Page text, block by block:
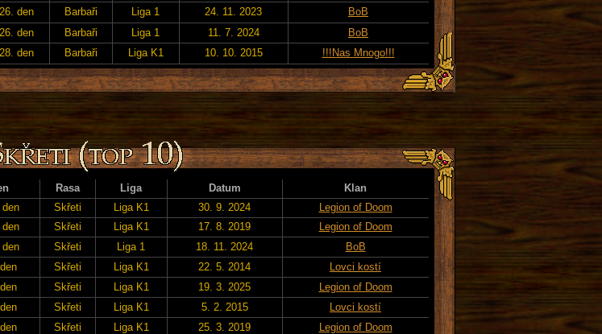
26. den Barbaři Liga 1 24. 11. 2023
BoB
26. den Barbaři Liga 1 11. 7. 2024
BoB
28. den Barbaři Liga K1 10. 10. 2015 !!!Nas Mnogo!!!
Rasa Liga Datum
Klan
den Skřeti Liga K1 30. 9. 2024
Legion of Doom
den Skřeti Liga K1 17. 8. 2019
Legion of Doom
den Skřeti Liga 1 18. 11. 2024
BoB
Skřeti Liga K1 22. 5. 2014
Lovci kostí
Skřeti Liga K1 19. 3. 2025
Legion of Doom
Skřeti Liga K1 5. 2. 2015
Lovci kostí
Skřeti Liga K1 25. 3. 2019
Legion of Doom